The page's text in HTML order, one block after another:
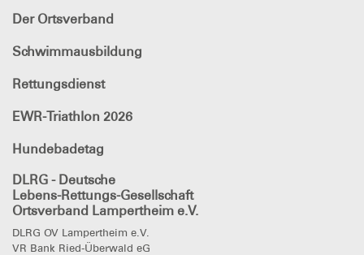
Der Ortsverband
Schwimmausbildung
Rettungsdienst
EWR-Triathlon 2026
Hundebadetag
DLRG - Deutsche
Lebens-Rettungs-Gesellschaft
Ortsverband Lampertheim e.V.
DLRG OV Lampertheim e.V.
VR Bank Ried-Überwald eG